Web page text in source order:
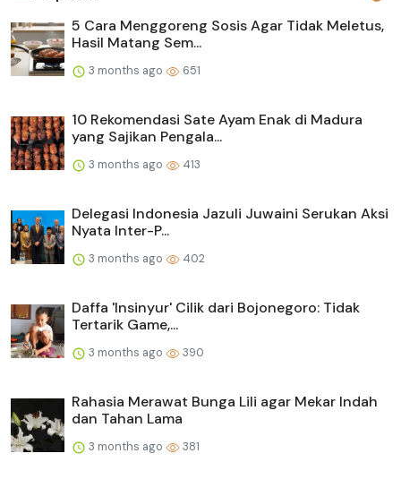
5 Cara Menggoreng Sosis Agar Tidak Meletus,
Hasil Matang Sem...
3 months ago 651
10 Rekomendasi Sate Ayam Enak di Madura
yang Sajikan Pengala...
3 months ago 413
Delegasi Indonesia Jazuli Juwaini Serukan Aksi
Nyata Inter-P...
3 months ago 402
Daffa 'Insinyur' Cilik dari Bojonegoro: Tidak
Tertarik Game,...
3 months ago 390
Rahasia Merawat Bunga Lili agar Mekar Indah
dan Tahan Lama
3 months ago 381